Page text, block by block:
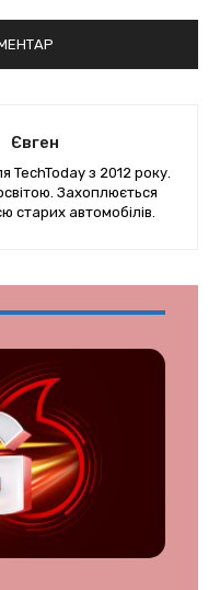
Євген
TechToday з 2012 року.
Захоплюється
старих автомобілів.